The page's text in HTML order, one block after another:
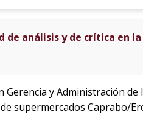
de análisis y de crítica en
Gerencia y Administración
supermercados Caprabo/